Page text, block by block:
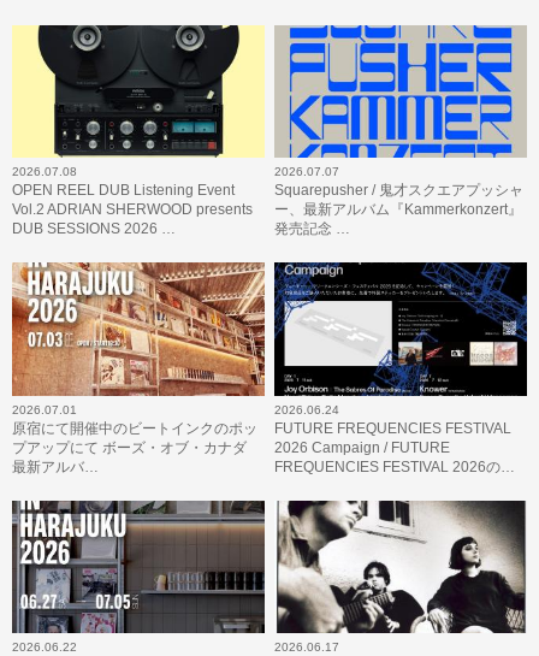
2026.07.08
OPEN REEL DUB Listening Event
Vol.2 ADRIAN SHERWOOD presents
DUB SESSIONS 2026 …
2026.07.07
Squarepusher / 鬼才スクエアプッシャ
ー、最新アルバム『Kammerkonzert』
発売記念 …
2026.07.01
原宿にて開催中のビートインクのポッ
プアップにて ボーズ・オブ・カナダ
最新アルバ…
2026.06.24
FUTURE FREQUENCIES FESTIVAL
2026 Campaign / FUTURE
FREQUENCIES FESTIVAL 2026の…
2026.06.22 2026.06.17